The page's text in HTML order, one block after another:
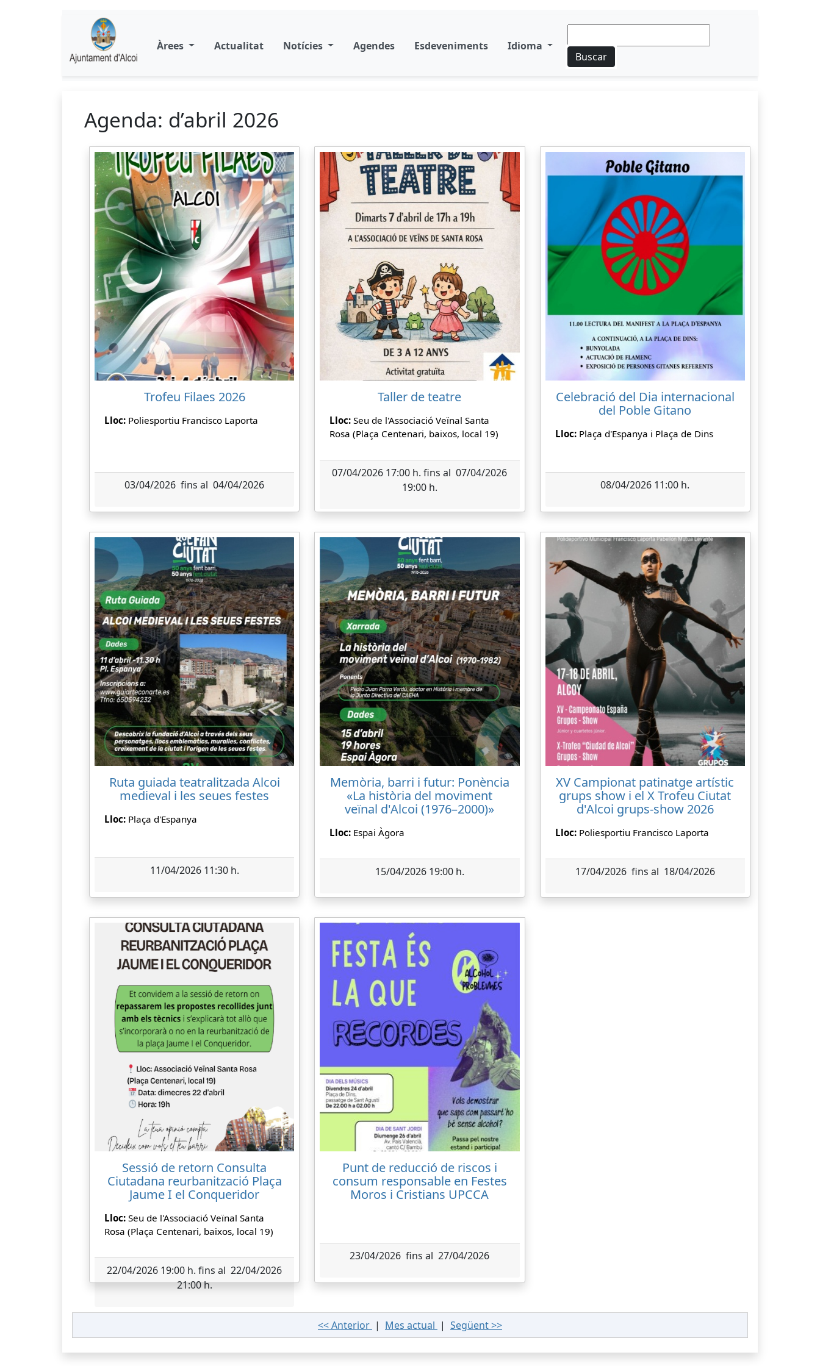
Àrees Actualitat Notícies Agendes Esdeveniments
Idioma
Buscar
Agenda: d’abril 2026
Trofeu Filaes 2026
Lloc: Poliesportiu Francisco Laporta
03/04/2026 fins al 04/04/2026
Taller de teatre
Lloc:Seu de l'Associació Veïnal Santa
Rosa (Plaça Centenari, baixos, local 19)
07/04/2026 17:00 h. fins al 07/04/2026
19:00 h.
Celebració del Dia internacional
del Poble Gitano
Lloc: Plaça d'Espanya i Plaça de Dins
08/04/2026 11:00 h.
Ruta guiada teatralitzada Alcoi
medieval i les seues festes
Lloc: Plaça d'Espanya
11/04/2026 11:30 h.
Memòria, barri i futur: Ponència
«La història del moviment
veïnal d'Alcoi (1976–2000)»
Lloc: Espai Àgora
15/04/2026 19:00 h.
XV Campionat patinatge artístic
grups show i el X Trofeu Ciutat
d'Alcoi grups-show 2026
Lloc: Poliesportiu Francisco Laporta
17/04/2026 fins al 18/04/2026
Sessió de retorn Consulta
Ciutadana reurbanització Plaça
Jaume I el Conqueridor
Lloc: Seu de l'Associació Veïnal Santa
Rosa (Plaça Centenari, baixos, local 19)
22/04/2026 19:00 h. fins al 22/04/2026
21:00 h.
Punt de reducció de riscos i
consum responsable en Festes
Moros i Cristians UPCCA
23/04/2026 fins al 27/04/2026
<< Anterior | Mes actual | Següent >>